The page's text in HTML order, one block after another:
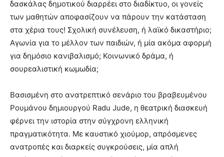
δασκάλας δημοτικού διαρρέει στο διαδίκτυο, οι γονείς
των μαθητών αποφασίζουν να πάρουν την κατάσταση
στα χέρια τους! Σχολική συνέλευση, ή λαϊκό δικαστήριο;
Αγωνία για το μέλλον των παιδιών, ή μία ακόμα αφορμή
για δημόσιο κανιβαλισμό; Κοινωνικό δράμα, ή
σουρεαλιστική κωμωδία;
Βασισμένη στο ανατρεπτικό σενάριο του βραβευμένου
Ρουμάνου δημιουργού Radu Jude, η θεατρική διασκευή
φέρνει την ιστορία στην σύγχρονη ελληνική
πραγματικότητα. Με καυστικό χιούμορ, απρόσμενες
ανατροπές και διαρκείς συγκρούσεις, μία απλή